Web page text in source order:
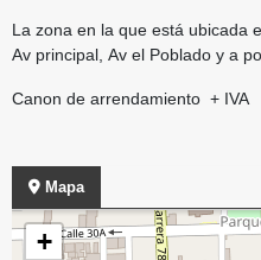
La zona en la que está ubicada
Av principal, Av el Poblado y a
Canon de arrendamiento + IVA
Mapa
+